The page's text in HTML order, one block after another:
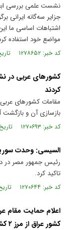
نشست علمی بررسی
جزایر سه‌گانه ایرانی
اشتباهات اساسی ما
مواضع خود استفاده
کد خبر: ۱۲۷۸۶۵۲ تاریخ انتشار : ۱۴۰۳/۱۱/۰۴
کشور‌های عربی در
کردند
مقامات کشور‌های
بازسازی آن و
کد خبر: ۱۲۷۰۶۹۳ تاریخ انتشار : ۱۴۰۳/۰۹/۲۴
السیسی: وحدت
رئیس جمهور مصر در
تاکید کرد.
کد خبر: ۱۲۷۰۶۴۴ تاریخ انتشار : ۱۴۰۳/۰۹/۲۴
اعلام حمایت مقام
کشور عراق از مرز ۲ کشور